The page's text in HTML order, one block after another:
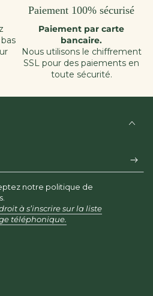
Paiement 100% sécurisé
Paiement par carte
bancaire.
Nous utilisons le chiffrement
SSL pour des paiements en
toute sécurité.
notre politique de
à s’inscrire sur la liste
téléphonique.